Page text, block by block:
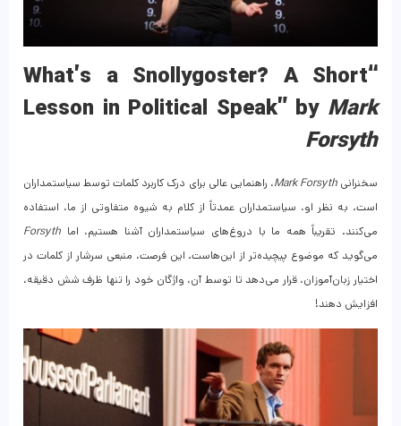
“What’s a Snollygoster? A Short
Lesson in Political Speak” by Mark
Forsyth
سخنرانیMark Forsyth، راهنمایی عالی برای درک کاربرد کلمات توسط سیاستمداران
است. به نظر او، سیاستمداران عمدتاً از کلام به شیوه متفاوتی از ما، استفاده
می‌کنند. تقریباً همه ما با دروغ‌های سیاستمداران آشنا هستیم، اما Forsyth
می‌گوید که موضوع پیچیده‌تر از این‌هاست. این فرصت، منبعی سرشار از کلمات در
اختیار زبان‌آموزان، قرار می‌دهد تا توسط آن، واژگان خود را تنها ظرف شش دقیقه،
افزایش دهند!